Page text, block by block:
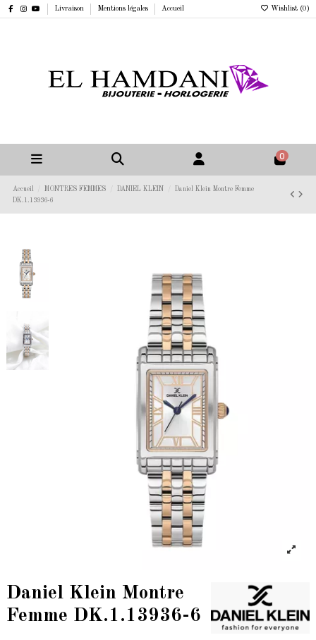
Livraison Mentions légales Accueil Wishlist (0 )
0
Accueil MONTRES FEMMES DANIEL KLEIN
Daniel Klein Montre Femme
DK.1.13936-6
Daniel Klein Montre
Femme DK.1.13936-6